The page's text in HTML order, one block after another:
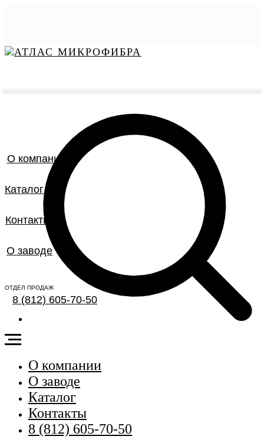
О компании
Каталог
Контакты
О заводе
ОТДЕЛ ПРОДАЖ
8 (812) 605-70-50
О компании
О заводе
Каталог
Контакты
8 (812) 605-70-50